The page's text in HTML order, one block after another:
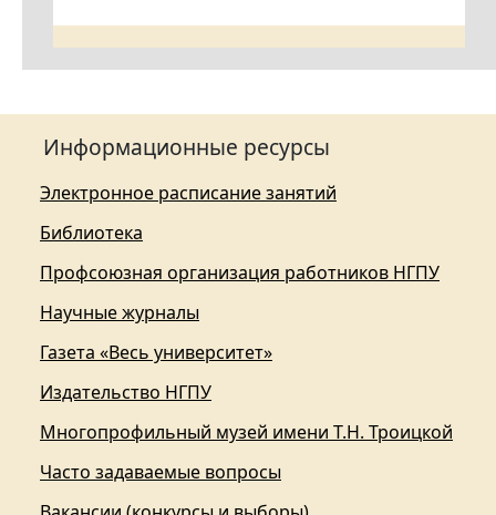
Информационные ресурсы
Электронное расписание занятий
Библиотека
Профсоюзная организация работников НГПУ
Научные журналы
Газета «Весь университет»
Издательство НГПУ
Многопрофильный музей имени Т.Н. Троицкой
Часто задаваемые вопросы